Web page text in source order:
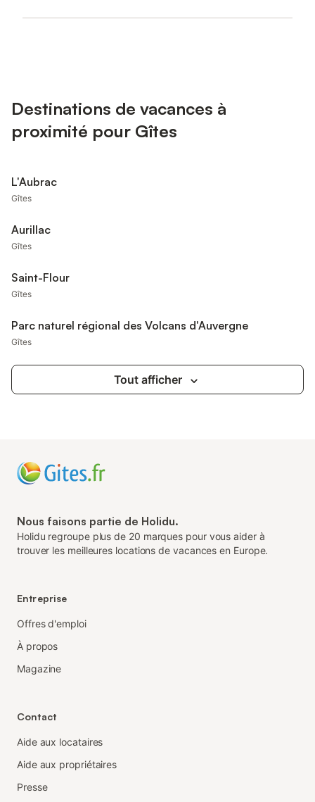
Destinations de vacances à
proximité pour Gîtes
L'Aubrac
Gîtes
Aurillac
Gîtes
Saint-Flour
Gîtes
Parc naturel régional des Volcans d'Auvergne
Gîtes
Tout afficher
Nous faisons partie de Holidu.
Holidu regroupe plus de 20 marques pour vous aider à
trouver les meilleures locations de vacances en Europe.
Entreprise
Offres d'emploi
À propos
Magazine
Contact
Aide aux locataires
Aide aux propriétaires
Presse